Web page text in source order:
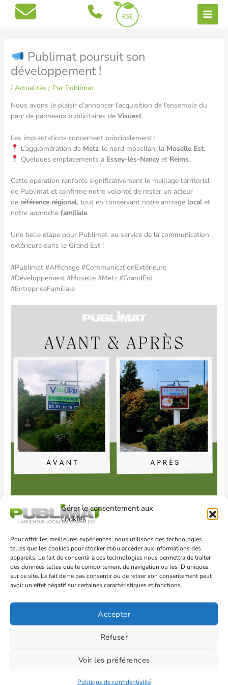
Gérer le consentement aux
cookies
Pour offrir les meilleures expériences, nous utilisons des technologies
telles que les cookies pour stocker et/ou accéder aux informations des
appareils. Le fait de consentir à ces technologies nous permettra de traiter
des données telles que le comportement de navigation ou les ID uniques
sur ce site. Le fait de ne pas consentir ou de retirer son consentement peut
avoir un effet négatif sur certaines caractéristiques et fonctions.
Accepter
Refuser
Voir les préférences
Politique de confidentialité
Publimat poursuit son
développement !
/Actualités / Par Publimat
Nous avons le plaisir d’annoncer l’acquisition de l’ensemble du
parc de panneaux publicitaires deVisuest.
Les implantations concernent principalement :
L’agglomération de Metz, le nord mosellan, la Moselle Est.
Quelques emplacements à Essey-lès-Nancyet Reims.
Cette opération renforce significativement le maillage territorial
de Publimat et confirme notre volonté de rester un acteur
de référence régional, tout en conservant notre ancrage localet
notre approchefamiliale.
Une belle étape pour Publimat, au service de la communication
extérieure dans le Grand Est !
#Publimat #Affichage #CommunicationExtérieure
#Développement #Moselle #Metz #GrandEst
#EntrepriseFamiliale
←Article précédent Article suivant
03 83 33 26 66
2007-2026
Politique de confidentialité-